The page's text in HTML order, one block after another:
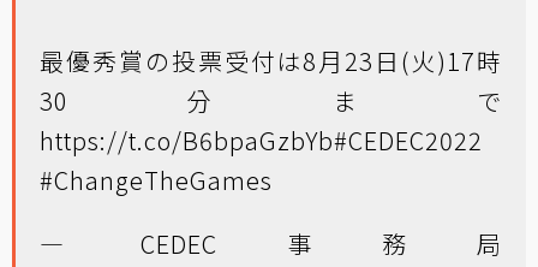
最優秀賞の投票受付は8月23日(火)17時
30分まで
https://t.co/B6bpaGzbYb#CEDEC2022
#ChangeTheGames
— CEDEC事務局